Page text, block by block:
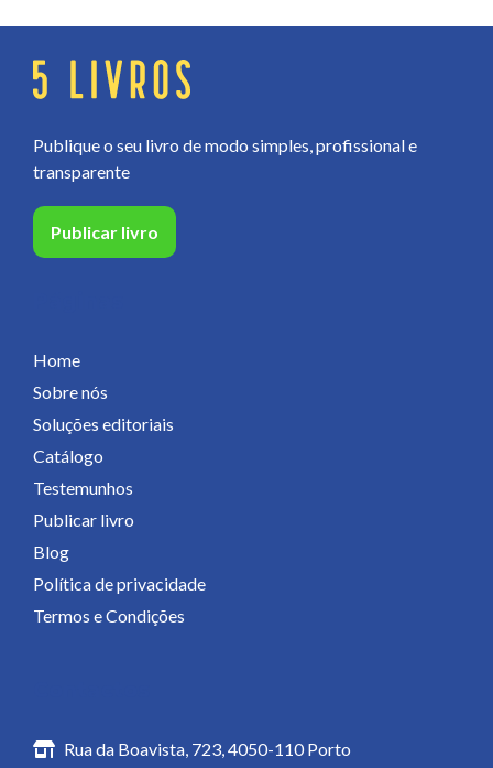
Publique o seu livro de modo simples, profissional e
transparente
Publicar livro
Home
Sobre nós
Soluções editoriais
Catálogo
Testemunhos
Publicar livro
Blog
Política de privacidade
Termos e Condições
Rua da Boavista, 723, 4050-110 Porto